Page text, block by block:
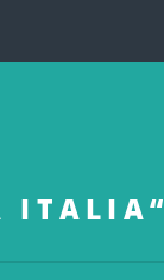
ITALIA“